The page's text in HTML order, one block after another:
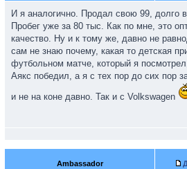
И я аналогично. Продал свою 99, долго
Пробег уже за 80 тыс. Как по мне, это
качество. Ну и к тому же, давно не
сам не знаю почему, какая то детская
футбольном матче, который я
Аякс победил, а я с тех пор до сих пор
и не на коне давно. Так и с Volkswagen
Ambassador